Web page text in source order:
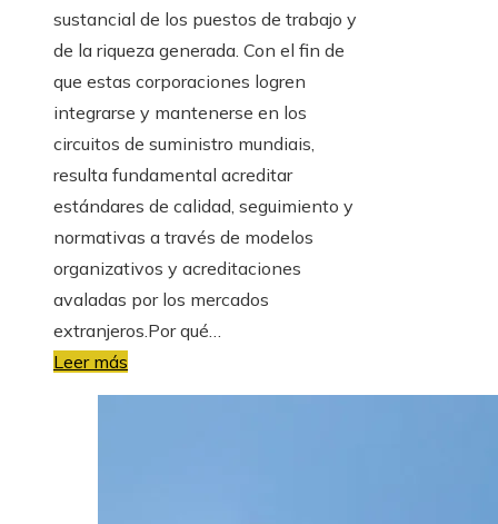
sustancial de los puestos de trabajo y
de la riqueza generada. Con el fin de
que estas corporaciones logren
integrarse y mantenerse en los
circuitos de suministro mundiais,
resulta fundamental acreditar
estándares de calidad, seguimiento y
normativas a través de modelos
organizativos y acreditaciones
avaladas por los mercados
extranjeros.Por qué…
Leer más